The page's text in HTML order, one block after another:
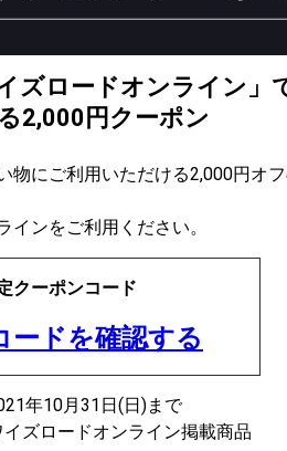
ズロードオンライン」
2,000円クーポン
物にご利用いただける2,000円オ
インをご利用ください。
クーポンコード
ードを確認する
年10月31日(日)まで
ズロードオンライン掲載商品